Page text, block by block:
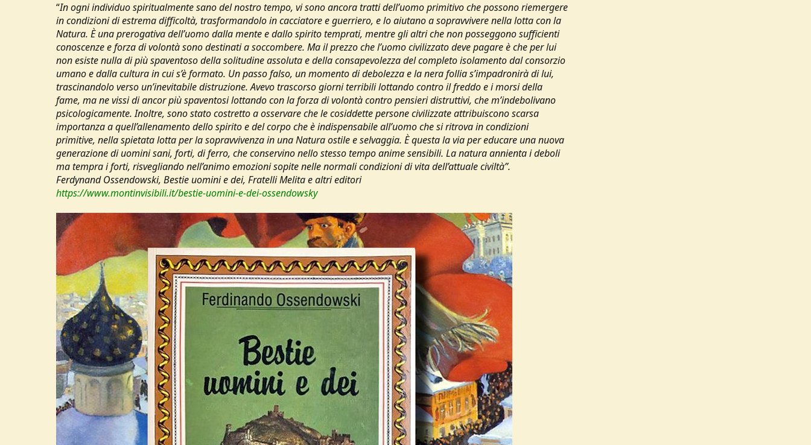
“In ogni individuo spiritualmente sano del nostro tempo, vi sono ancora tratti dell’uomo primitivo che possono riemergere
in condizioni di estrema difficoltà, trasformandolo in cacciatore e guerriero, e lo aiutano a sopravvivere nella lotta con la
Natura. È una prerogativa dell’uomo dalla mente e dallo spirito temprati, mentre gli altri che non posseggono sufficienti
conoscenze e forza di volontà sono destinati a soccombere. Ma il prezzo che l’uomo civilizzato deve pagare è che per lui
non esiste nulla di più spaventoso della solitudine assoluta e della consapevolezza del completo isolamento dal consorzio
umano e dalla cultura in cui s’è formato. Un passo falso, un momento di debolezza e la nera follia s’impadronirà di lui,
trascinandolo verso un’inevitabile distruzione. Avevo trascorso giorni terribili lottando contro il freddo e i morsi della
fame, ma ne vissi di ancor più spaventosi lottando con la forza di volontà contro pensieri distruttivi, che m’indebolivano
psicologicamente. Inoltre, sono stato costretto a osservare che le cosiddette persone civilizzate attribuiscono scarsa
importanza a quell’allenamento dello spirito e del corpo che è indispensabile all’uomo che si ritrova in condizioni
primitive, nella spietata lotta per la sopravvivenza in una Natura ostile e selvaggia. È questa la via per educare una nuova
generazione di uomini sani, forti, di ferro, che conservino nello stesso tempo anime sensibili. La natura annienta i deboli
ma tempra i forti, risvegliando nell’animo emozioni sopite nelle normali condizioni di vita dell’attuale civiltà”.
Ferdynand Ossendowski, Bestie uomini e dei, Fratelli Melita e altri editori
https://www.montinvisibili.it/bestie-uomini-e-dei-ossendowsky